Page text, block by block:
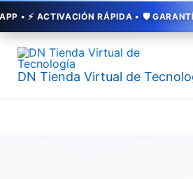
RÁPIDA • 🛡️
contenido
DN Tienda Virtual de